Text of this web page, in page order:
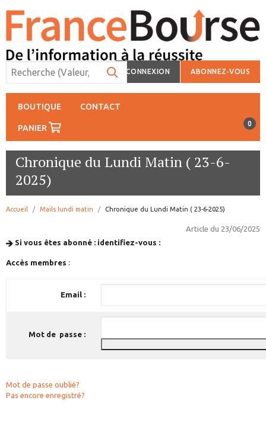
CONNEXION ABONNEZ-VOUS
BOUTIQUE CONTACT
PANIER 0
Chronique du Lundi Matin ( 23-6-
2025)
Accueil Mails lundi matin page:
Chronique du Lundi Matin ( 23-6-2025)
Article du 23/06/2025
Si vous êtes abonné : identifiez-vous :
Accès membres :
Email :
Mot de passe :
Mot de passe oublié?
Pas encore enregistré?